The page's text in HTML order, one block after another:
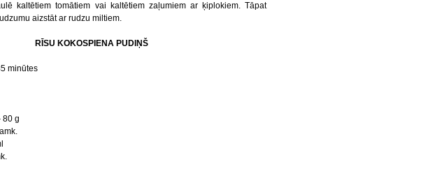
kaltētiem tomātiem vai kaltētiem zaļumiem ar ķiplokiem. Tāpat
aizstāt ar rudzu miltiem.
RĪSU KOKOSPIENA PUDIŅŠ
minūtes
80 g